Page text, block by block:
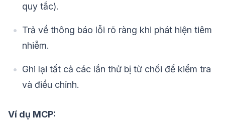
quy tắc).
Trả về thông báo lỗi rõ ràng khi phát hiện tiêm
nhiễm.
Ghi lại tất cả các lần thử bị từ chối để kiểm tra
và điều chỉnh.
Ví dụ MCP: